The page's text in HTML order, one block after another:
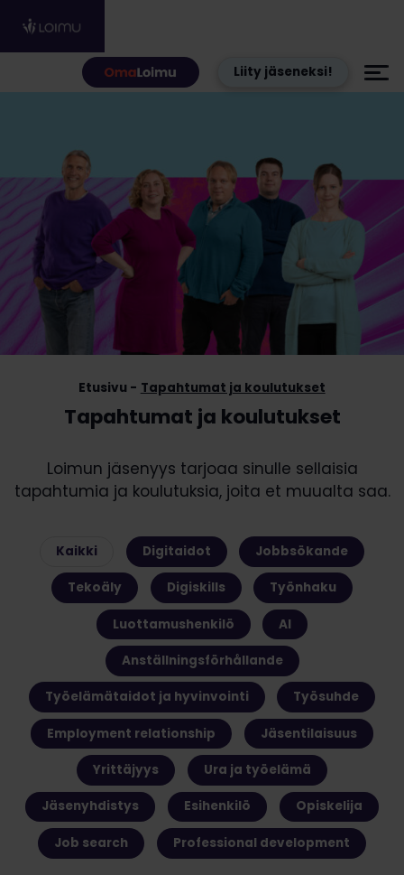
Liity jäseneksi!
Tapahtumat ja koulutukset
Etusivu Tapahtumat ja koulutukset
Loimun jäsenyys tarjoaa sinulle sellaisia
tapahtumia ja koulutuksia, joita et muualta saa.
Kaikki Digitaidot Jobbsökande
Tekoäly Digiskills Työnhaku
Luottamushenkilö AI
Anställningsförhållande
Työelämätaidot ja hyvinvointi Työsuhde
Employment relationship Jäsentilaisuus
Yrittäjyys Ura ja työelämä
Jäsenyhdistys Esihenkilö Opiskelija
Job search Professional development